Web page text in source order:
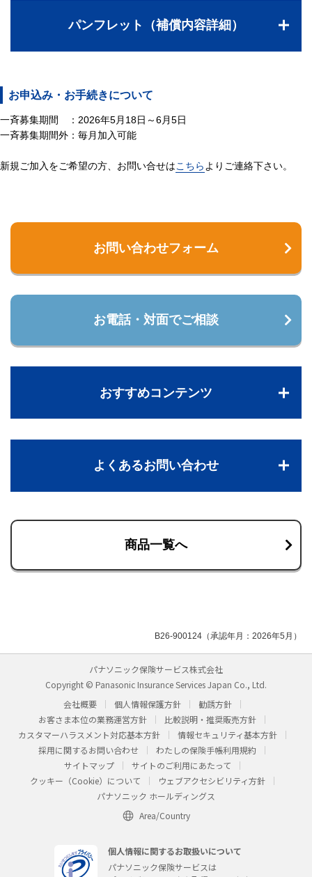
パンフレット（補償内容詳細）
お申込み・お手続きについて
一斉募集期間 ：2026年5月18日～6月5日
一斉募集期間外：毎月加入可能
新規ご加入をご希望の方、お問い合せはこちら よりご連絡下さい。
お問い合わせフォーム
お電話・対面でご相談
おすすめコンテンツ
よくあるお問い合わせ
商品一覧へ
B26-900124（承認年月：2026年5月）
パナソニック保険サービス株式会社
Copyright © Panasonic Insurance Services Japan Co., Ltd.
会社概要
個人情報保護方針
勧誘方針
お客さま本位の業務運営方針
比較説明・推奨販売方針
カスタマーハラスメント対応基本方針
情報セキュリティ基本方針
採用に関するお問い合わせ
わたしの保険手帳利用規約
サイトマップ
サイトのご利用にあたって
クッキー（Cookie）について
ウェブアクセシビリティ方針
パナソニック ホールディングス
Area/Country
個人情報に関するお取扱いについて
パナソニック保険サービスは